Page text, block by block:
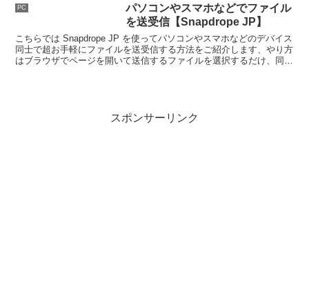
PC
パソコンやスマホなどでファイル
を送受信【Snapdrope JP】
こちらでは Snapdrope JP を使ってパソコンやスマホなどのデバイス
同士で超お手軽にファイルを送受信する方法をご紹介します、やり方
はブラウザでページを開いて送信するファイルを選択するだけ、同じ
スポンサーリンク